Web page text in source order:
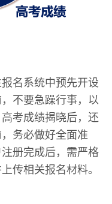
名系统中预先开设
不要急躁行事，以
考成绩揭晓后，还
务必做好全面准
册完成后，需严格
传相关报名材料。